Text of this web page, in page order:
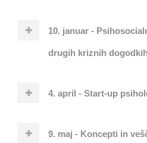
10. januar -
drugih kriznih
4. april - Start-up
9. maj - Koncepti in